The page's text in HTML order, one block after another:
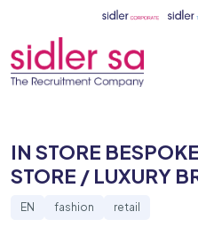
IN STORE
STORE / LUXURY
EN fashion retail